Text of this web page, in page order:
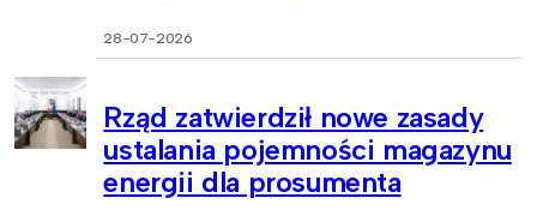
28-07-2026
Rząd zatwierdził nowe zasady
ustalania pojemności magazynu
energii dla prosumenta